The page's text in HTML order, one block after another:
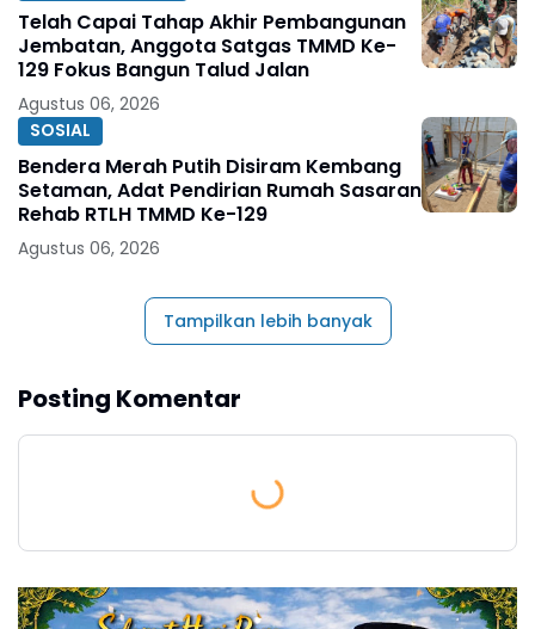
Telah Capai Tahap Akhir Pembangunan
Jembatan, Anggota Satgas TMMD Ke-
129 Fokus Bangun Talud Jalan
Agustus 06, 2026
SOSIAL
Bendera Merah Putih Disiram Kembang
Setaman, Adat Pendirian Rumah Sasaran
Rehab RTLH TMMD Ke-129
Agustus 06, 2026
Tampilkan lebih banyak
Posting Komentar